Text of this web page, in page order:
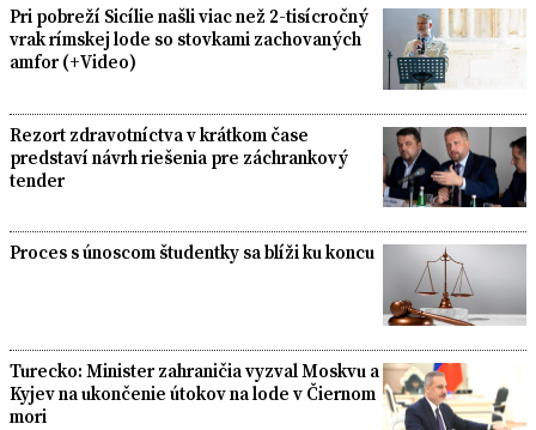
Pri pobreží Sicílie našli viac než 2-tisícročný
vrak rímskej lode so stovkami zachovaných
amfor (+Video)
Rezort zdravotníctva v krátkom čase
predstaví návrh riešenia pre záchrankový
tender
Proces s únoscom študentky sa blíži ku koncu
Turecko: Minister zahraničia vyzval Moskvu a
Kyjev na ukončenie útokov na lode v Čiernom
mori